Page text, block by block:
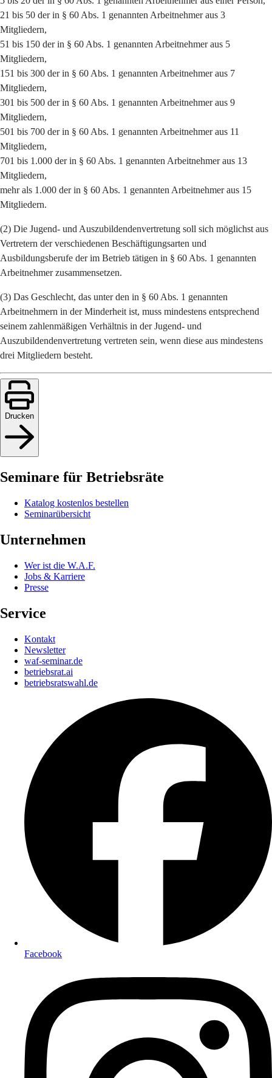
21 bis 50 der in § 60 Abs. 1 genannten Arbeitnehmer aus 3
Mitgliedern,
51 bis 150 der in § 60 Abs. 1 genannten Arbeitnehmer aus 5
Mitgliedern,
151 bis 300 der in § 60 Abs. 1 genannten Arbeitnehmer aus 7
Mitgliedern,
301 bis 500 der in § 60 Abs. 1 genannten Arbeitnehmer aus 9
Mitgliedern,
501 bis 700 der in § 60 Abs. 1 genannten Arbeitnehmer aus 11
Mitgliedern,
701 bis 1.000 der in § 60 Abs. 1 genannten Arbeitnehmer aus 13
Mitgliedern,
mehr als 1.000 der in § 60 Abs. 1 genannten Arbeitnehmer aus 15
Mitgliedern.
(2) Die Jugend- und Auszubildendenvertretung soll sich möglichst aus
Vertretern der verschiedenen Beschäftigungsarten und
Ausbildungsberufe der im Betrieb tätigen in § 60 Abs. 1 genannten
Arbeitnehmer zusammensetzen.
(3) Das Geschlecht, das unter den in § 60 Abs. 1 genannten
Arbeitnehmern in der Minderheit ist, muss mindestens entsprechend
seinem zahlenmäßigen Verhältnis in der Jugend- und
Auszubildendenvertretung vertreten sein, wenn diese aus mindestens
drei Mitgliedern besteht.
Drucken
Seminare für Betriebsräte
Katalog kostenlos bestellen
Seminarübersicht
Unternehmen
Wer ist die W.A.F.
Jobs & Karriere
Presse
Service
Kontakt
Newsletter
waf-seminar.de
betriebsrat.ai
betriebsratswahl.de
Facebook